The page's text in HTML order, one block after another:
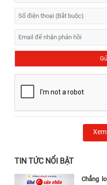
TIN TỨC NỔI BẬT
Chẳng